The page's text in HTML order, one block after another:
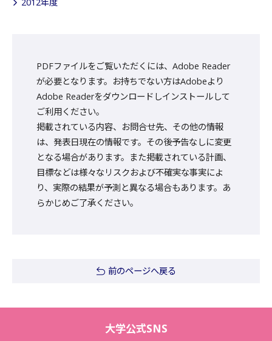
PDFファイルをご覧いただくには、Adobe Reader
が必要となります。お持ちでない方はAdobeより
Adobe Readerをダウンロードしインストールして
ご利用ください。
掲載されている内容、お問合せ先、その他の情報
は、発表日現在の情報です。その後予告なしに変更
となる場合があります。また掲載されている計画、
目標などは様々なリスクおよび不確実な事実によ
り、実際の結果が予測と異なる場合もあります。あ
らかじめご了承ください。
前のページへ戻る
大学公式SNS